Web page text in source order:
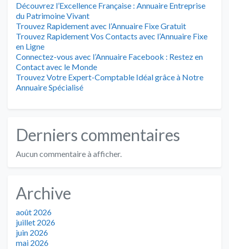
Découvrez l’Excellence Française : Annuaire Entreprise
du Patrimoine Vivant
Trouvez Rapidement avec l’Annuaire Fixe Gratuit
Trouvez Rapidement Vos Contacts avec l’Annuaire Fixe
en Ligne
Connectez-vous avec l’Annuaire Facebook : Restez en
Contact avec le Monde
Trouvez Votre Expert-Comptable Idéal grâce à Notre
Annuaire Spécialisé
Derniers commentaires
Aucun commentaire à afficher.
Archive
août 2026
juillet 2026
juin 2026
mai 2026